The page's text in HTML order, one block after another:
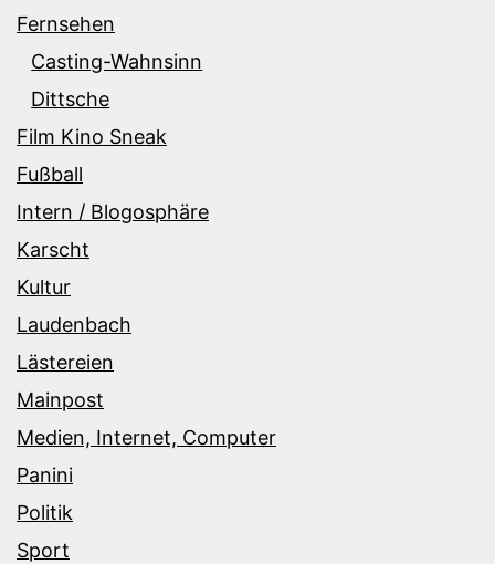
Fernsehen
Casting-Wahnsinn
Dittsche
Film Kino Sneak
Fußball
Intern / Blogosphäre
Karscht
Kultur
Laudenbach
Lästereien
Mainpost
Medien, Internet, Computer
Panini
Politik
Sport